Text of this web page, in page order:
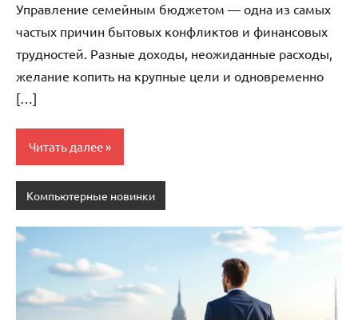
Управление семейным бюджетом — одна из самых
частых причин бытовых конфликтов и финансовых
трудностей. Разные доходы, неожиданные расходы,
желание копить на крупные цели и одновременно
[…]
Читать далее
Компьютерные новинки